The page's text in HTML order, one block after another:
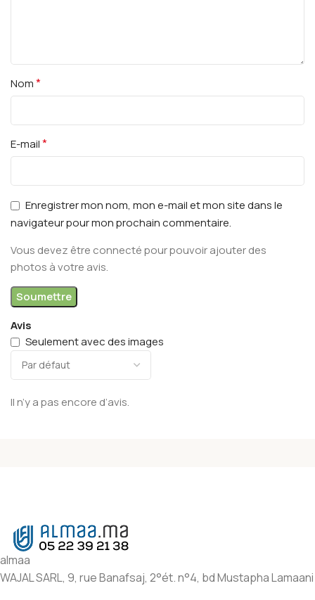
Avis
Seulement avec des images
Il n’y a pas encore d’avis.
Nom*
E-mail*
Enregistrer mon nom, mon e-mail et mon site dans le
navigateur pour mon prochain commentaire.
Vous devez être connecté pour pouvoir ajouter des
photos à votre avis.
almaa
WAJAL SARL, 9, rue Banafsaj, 2°ét. n°4, bd Mustapha Lamaani